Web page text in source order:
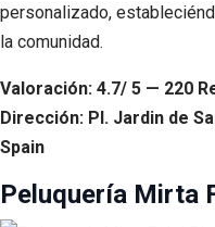
personalizado,
la comunidad.
Valoración: 4.7/ 5 — 220
Dirección: Pl. Jardin de
Spain
Peluquería Mirta